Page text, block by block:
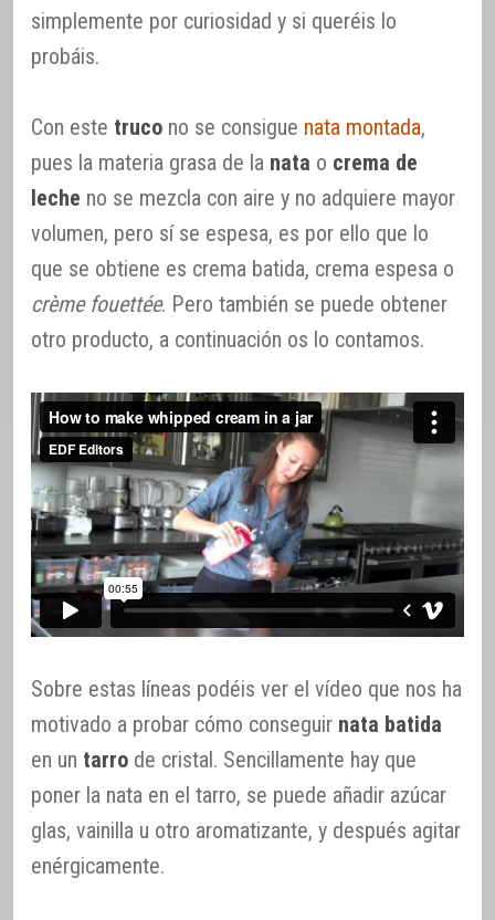
simplemente por curiosidad y si queréis lo
probáis.
Con este truco no se consigue nata montada,
pues la materia grasa de la nata o crema de
leche no se mezcla con aire y no adquiere mayor
volumen, pero sí se espesa, es por ello que lo
que se obtiene es crema batida, crema espesa o
crème fouettée. Pero también se puede obtener
otro producto, a continuación os lo contamos.
Sobre estas líneas podéis ver el vídeo que nos ha
motivado a probar cómo conseguir nata batida
en un tarro de cristal. Sencillamente hay que
poner la nata en el tarro, se puede añadir azúcar
glas, vainilla u otro aromatizante, y después agitar
enérgicamente.